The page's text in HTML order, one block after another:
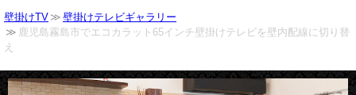
壁掛けTV
壁掛けテレビギャラリー
鹿児島霧島市でエコカラット65インチ壁掛けテレビを壁内配線に切り替
え